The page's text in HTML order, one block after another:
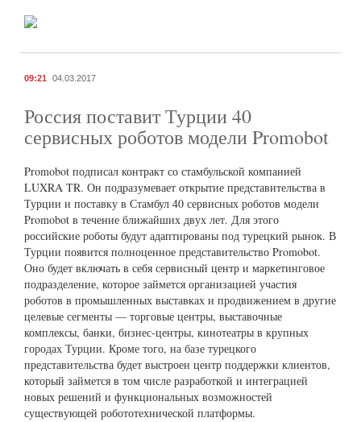
09:21 04.03.2017
Россия поставит Турции 40
сервисных роботов модели Promobot
Promobot подписал контракт со стамбульской компанией
LUXRA TR. Он подразумевает открытие представительства в
Турции и поставку в Стамбул 40 сервисных роботов модели
Promobot в течение ближайших двух лет. Для этого
российские роботы будут адаптированы под турецкий рынок. В
Турции появится полноценное представительство Promobot.
Оно будет включать в себя сервисный центр и маркетинговое
подразделение, которое займется организацией участия
роботов в промышленных выставках и продвижением в другие
целевые сегменты — торговые центры, выставочные
комплексы, банки, бизнес-центры, кинотеатры в крупных
городах Турции. Кроме того, на базе турецкого
представительства будет выстроен центр поддержки клиентов,
который займется в том числе разработкой и интеграцией
новых решений и функциональных возможностей
существующей робототехнической платформы.